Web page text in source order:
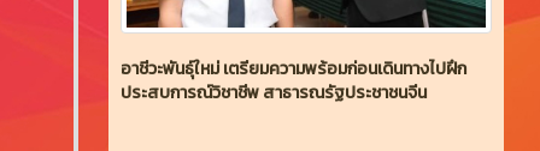
อาชีวะพันธุ์ใหม่ เตรียมความพร้อมก่อนเดินทางไปฝึก
ประสบการณ์วิชาชีพ สาธารณรัฐประชาชนจีน